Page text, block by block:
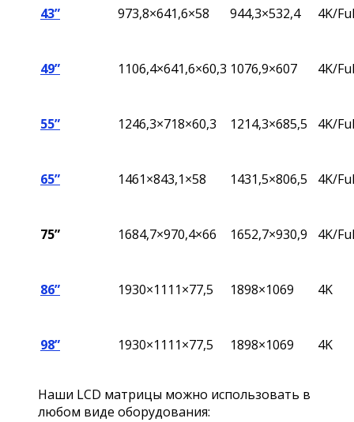
43” 973,8×641,6×58 944,3×532,4 4K/
49” 1106,4×641,6×60,3 1076,9×607 4K/
55” 1246,3×718×60,3 1214,3×685,5 4K/
65” 1461×843,1×58 1431,5×806,5 4K/
75” 1684,7×970,4×66 1652,7×930,9 4K/
86” 1930×1111×77,5 1898×1069 4K
98” 1930×1111×77,5 1898×1069 4K
Наши LCD матрицы можно использовать в
любом виде оборудования: